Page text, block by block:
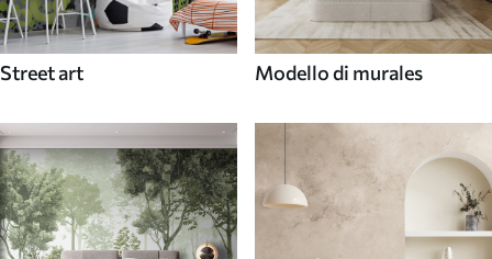
Street art Modello di murales